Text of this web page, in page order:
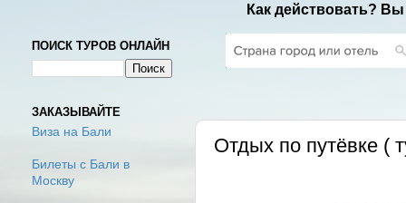
Как действовать?
Отдых по путёвке (
ПОИСК ТУРОВ ОНЛАЙН
ЗАКАЗЫВАЙТЕ
Виза на Бали
Билеты с Бали в
Москву